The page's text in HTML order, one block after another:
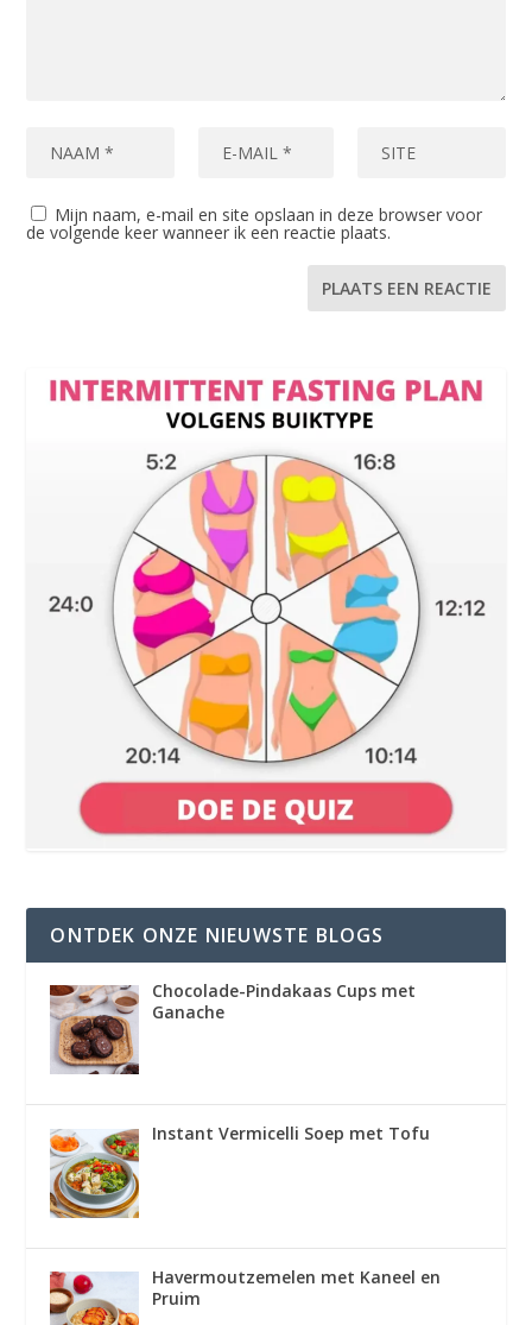
Mijn naam, e-mail en site opslaan in deze browser voor
de volgende keer wanneer ik een reactie plaats.
ONTDEK ONZE NIEUWSTE BLOGS
Chocolade-Pindakaas Cups met
Ganache
Instant Vermicelli Soep met Tofu
Havermoutzemelen met Kaneel en
Pruim